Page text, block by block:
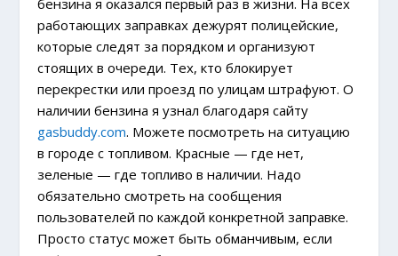
бензина я оказался первый раз в жизни. На всех
работающих заправках дежурят полицейские,
которые следят за порядком и организуют
стоящих в очереди. Тех, кто блокирует
перекрестки или проезд по улицам штрафуют. О
наличии бензина я узнал благодаря сайту
gasbuddy.com. Можете посмотреть на ситуацию
в городе с топливом. Красные — где нет,
зеленые — где топливо в наличии. Надо
обязательно смотреть на сообщения
пользователей по каждой конкретной заправке.
Просто статус может быть обманчивым, если